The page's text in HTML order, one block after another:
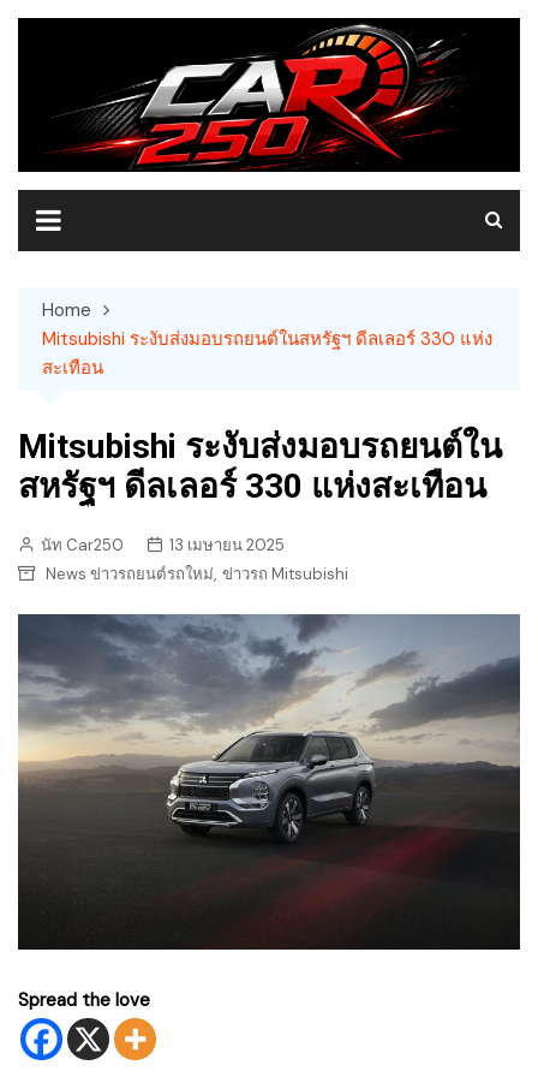
Skip
Home
Mitsubishi ระงับส่งมอบรถยนต์ในสหรัฐฯ ดีลเลอร์ 330 แห่ง
สะเทือน
Mitsubishi ระงับส่งมอบรถยนต์ใน
สหรัฐฯ ดีลเลอร์ 330 แห่งสะเทือน
นัท Car250
13 เมษายน 2025
News ข่าวรถยนต์รถใหม่, ข่าวรถ Mitsubishi
Spread the love